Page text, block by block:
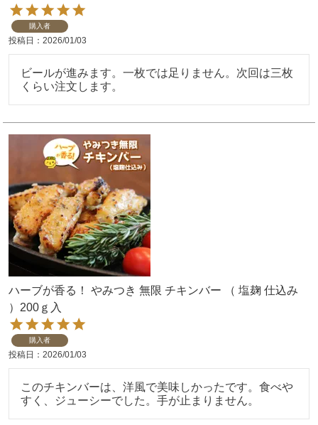
購入者
投稿日 2026/01/03
ビールが進みます。一枚では足りません。次回は三枚
くらい注文します。
ハーブが香る！ やみつき 無限 チキンバー （ 塩麹 仕込み
）200ｇ入
購入者
投稿日 2026/01/03
このチキンバーは、洋風で美味しかったです。食べや
すく、ジューシーでした。手が止まりません。